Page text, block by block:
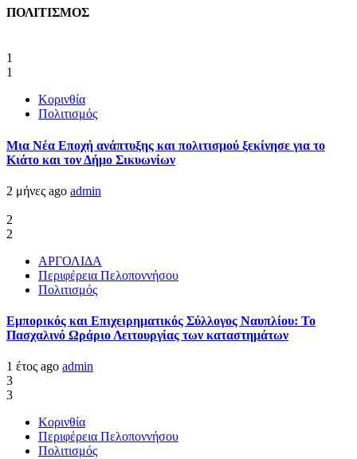
ΠΟΛΙΤΙΣΜΟΣ
1
1
Κορινθία
Πολιτισμός
Μια Νέα Εποχή ανάπτυξης και πολιτισμού ξεκίνησε για το
Κιάτο και τον Δήμο Σικυωνίων
2 μήνες ago admin
2
2
ΑΡΓΟΛΙΔΑ
Περιφέρεια Πελοποννήσου
Πολιτισμός
Εμπορικός και Επιχειρηματικός Σύλλογος Ναυπλίου: Το
Πασχαλινό Ωράριο Λειτουργίας των καταστημάτων
1 έτος ago admin
3
3
Κορινθία
Περιφέρεια Πελοποννήσου
Πολιτισμός